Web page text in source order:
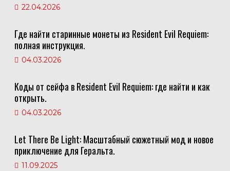
22.04.2026
Где найти старинные монеты из Resident Evil Requiem:
полная инструкция.
04.03.2026
Коды от сейфа в Resident Evil Requiem: где найти и как
открыть.
04.03.2026
Let There Be Light: Масштабный сюжетный мод и новое
приключение для Геральта.
11.09.2025